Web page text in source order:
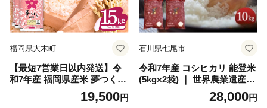
福岡県大木町
【最短7営業日以内発送】令
和7年産 福岡県産米 夢つくし
15kg 精米 ※北海道・沖縄・
19,500円
石川県七尾市
令和7年産 コシヒカリ 能登米
(5kg×2袋) ｜ 世界農業遺産に
認定された『能登の里山里
海』で育まれたお米 国産 石
28,000円